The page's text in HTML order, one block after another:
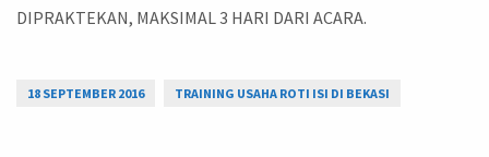
DIPRAKTEKAN, MAKSIMAL 3 HARI DARI ACARA.
18 SEPTEMBER 2016 TRAINING USAHA ROTI ISI DI BEKASI